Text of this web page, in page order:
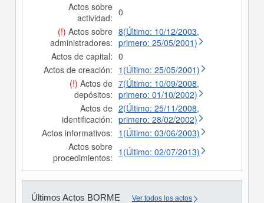
Actos sobre
actividad: 0
(!) Actos sobre
administradores:
8(Último: 10/12/2003,
primero: 25/05/2001)
Actos de capital: 0
Actos de creación: 1(Último: 25/05/2001)
(!) Actos de
depósitos:
7(Último: 10/09/2008,
primero: 01/10/2002)
Actos de
identificación:
2(Último: 25/11/2008,
primero: 28/02/2002)
Actos informativos: 1(Último: 03/06/2003)
Actos sobre
procedimientos: 1(Último: 02/07/2013)
Últimos Actos BORME Ver todos los actos